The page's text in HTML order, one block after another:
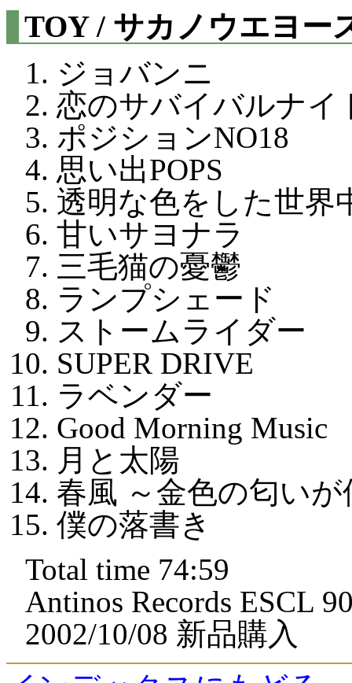
TOY / サカノウエヨー
ジョバンニ
恋のサバイバルナイ
ポジションNO18
思い出POPS
透明な色をした世界
甘いサヨナラ
三毛猫の憂鬱
ランプシェード
ストームライダー
SUPER DRIVE
ラベンダー
Good Morning Music
月と太陽
春風 ～金色の匂い
僕の落書き
Total time 74:59
Antinos Records ESCL
2002/10/08 新品購入